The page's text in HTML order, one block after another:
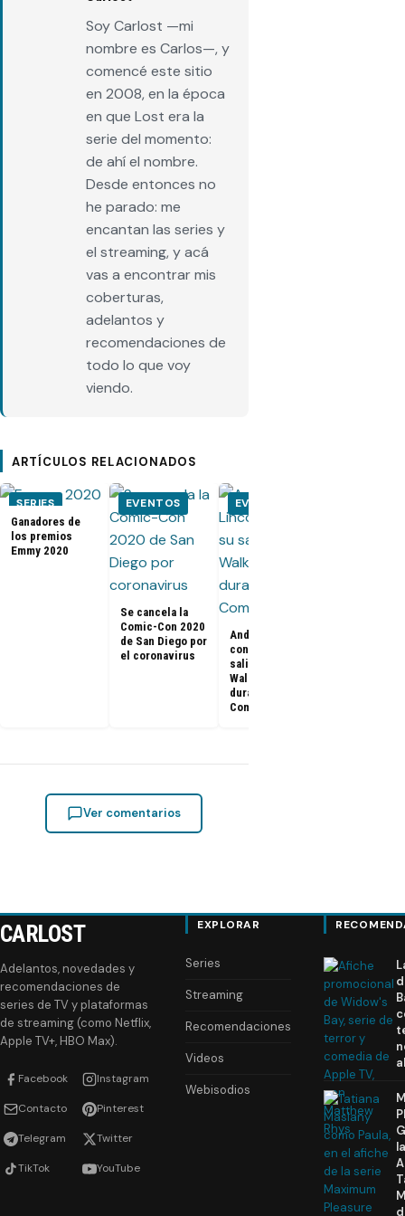
Soy Carlost —mi
nombre es Carlos—, y
comencé este sitio
en 2008, en la época
en que Lost era la
serie del momento:
de ahí el nombre.
Desde entonces no
he parado: me
encantan las series y
el streaming, y acá
vas a encontrar mis
coberturas,
adelantos y
recomendaciones de
todo lo que voy
viendo.
ARTÍCULOS RELACIONADOS
SERIES
Ganadores de
los premios
Emmy 2020
EVENTOS
Se cancela la
Comic-Con 2020
de San Diego por
el coronavirus
EVENTOS
Andrew Lincoln
confirma su
salida de The
Walking Dead
durante la
Comic-Con
Ver comentarios
CARLOST
Adelantos, novedades y
recomendaciones de
series de TV y plataformas
de streaming (como Netflix,
Apple TV+, HBO Max).
Facebook Instagram
Contacto Pinterest
Telegram Twitter
TikTok YouTube
EXPLORAR
Series
Streaming
Recomendaciones
Videos
Webisodios